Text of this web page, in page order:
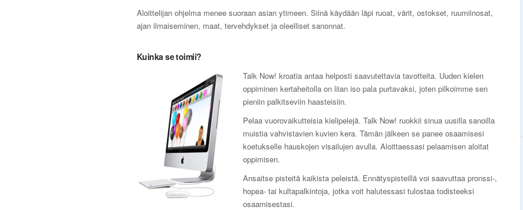
Aloittelijan ohjelma menee suoraan asian ytimeen. Siinä käydään läpi ruoat, värit, ostokset, ruumiinosat,
ajan ilmaiseminen, maat, tervehdykset ja oleelliset sanonnat.
Kuinka se toimii?
Talk Now! kroatia antaa helposti saavutettavia tavotteita. Uuden kielen
oppiminen kertaheitolla on liian iso pala purtavaksi, joten pilkoimme sen
pieniin palkitseviin haasteisiin.
Pelaa vuorovaikutteisia kielipelejä. Talk Now! ruokkii sinua uusilla sanoilla
muistia vahvistavien kuvien kera. Tämän jälkeen se panee osaamisesi
koetukselle hauskojen visailujen avulla. Aloittaessasi pelaamisen aloitat
oppimisen.
Ansaitse pisteitä kaikista peleistä. Ennätyspisteillä voi saavuttaa pronssi-,
hopea- tai kultapalkintoja, jotka voit halutessasi tulostaa todisteeksi
osaamisestasi.